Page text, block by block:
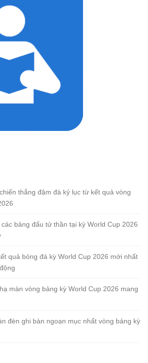
thắng đậm đà kỷ lục từ kết quả vòng
bảng đấu tử thần tại kỳ World Cup 2026
quả bóng đá kỳ World Cup 2026 mới nhất
màn vòng bảng kỳ World Cup 2026 mang
đèn ghi bàn ngoạn mục nhất vòng bảng kỳ